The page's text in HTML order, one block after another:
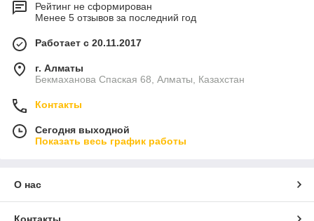
Рейтинг не сформирован
Менее 5 отзывов за последний год
Работает с 20.11.2017
г. Алматы
Бекмаханова Спаская 68, Алматы, Казахстан
Контакты
Сегодня выходной
Показать весь график работы
О нас